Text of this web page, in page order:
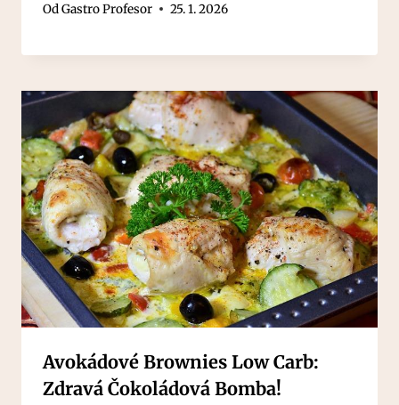
OdGastro Profesor 25. 1. 2026
Avokádové Brownies Low Carb:
Zdravá Čokoládová Bomba!